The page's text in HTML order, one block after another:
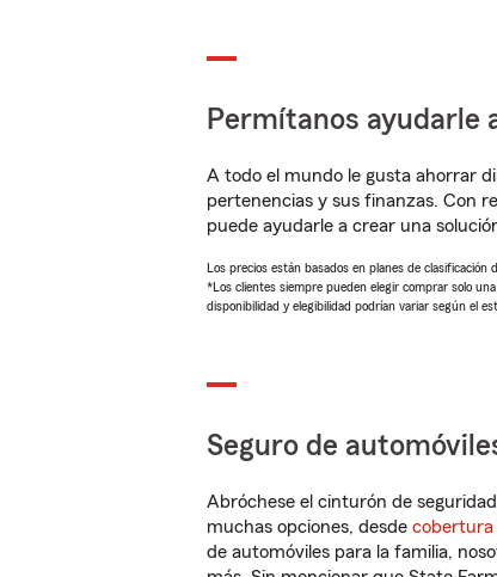
Permítanos ayudarle
A todo el mundo le gusta ahorrar
pertenencias y sus finanzas. Con
puede ayudarle a crear una
Los precios están basados en planes de clasificación
*Los clientes siempre pueden elegir comprar solo
disponibilidad y elegibilidad podrían variar según el
Seguro de
Abróchese el cinturón de
muchas opciones, desde cobertura
de automóviles para la familia,